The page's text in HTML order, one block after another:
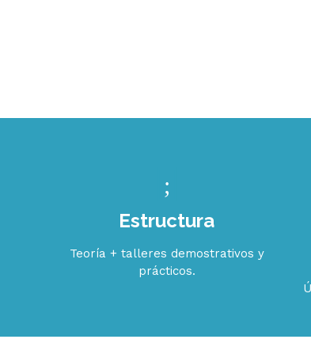
Estructura
Teoría + talleres demostrativos y
prácticos.